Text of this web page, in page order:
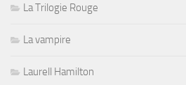
La Trilogie Rouge
La vampire
Laurell Hamilton